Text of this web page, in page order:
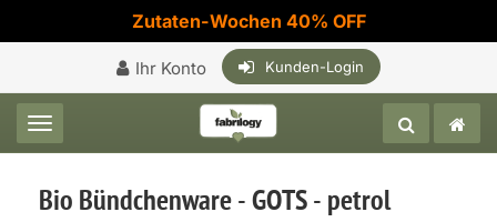
Zutaten-Wochen 40% OFF
Ihr Konto Kunden-Login
Toggle navigation
Bio Bündchenware - GOTS - petrol